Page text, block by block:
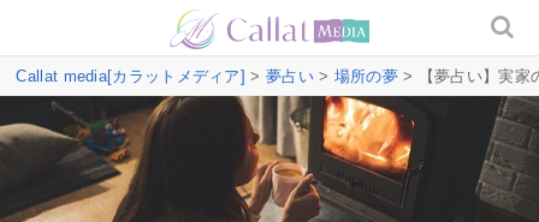
Callat media[カラットメディア] > 夢占い> 場所の夢> 【夢占い】実家